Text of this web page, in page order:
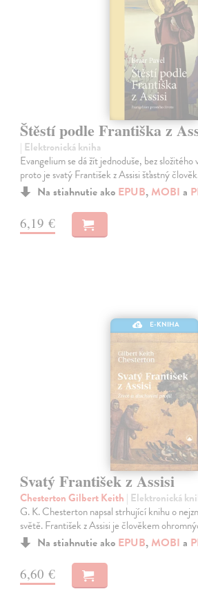
Štěstí podle Františka z
| Elektronická kniha
Evangelium se dá žít jednoduše, bez
proto je svatý František z Assisi šťastný
Na stiahnutie ako EPUB, MOBI a
6,19 €
E-KNIHA
Svatý František z Assisi
Chesterton Gilbert Keith | Elektronická
G. K. Chesterton napsal strhující knihu o
světě. František z Assisi je člověkem
Na stiahnutie ako EPUB, MOBI a
6,60 €